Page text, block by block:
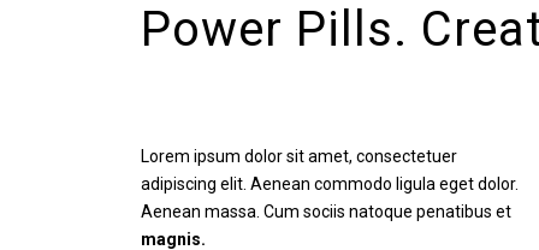
Power Pills.
Lorem ipsum dolor sit amet, consectetuer
adipiscing elit. Aenean commodo ligula eget dolor.
Aenean massa. Cum sociis natoque penatibus et
magnis.